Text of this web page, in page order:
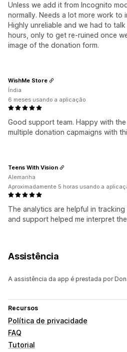
Unless we add it from Incognito
normally. Needs a lot more work to
Highly unreliable and we had to
hours, only to get re-ruined once
image of the donation form.
Good support team. Happy with
multiple donation capmaigns with
WishMe Store
Índia
6 meses usando a aplicação
The analytics are helpful in tracking
and support helped me interpret
Teens With Vision
Alemanha
Aproximadamente 5 horas usando a
Assistência
A assistência da app é prestada por
Recursos
Política de privacidade
FAQ
Tutorial